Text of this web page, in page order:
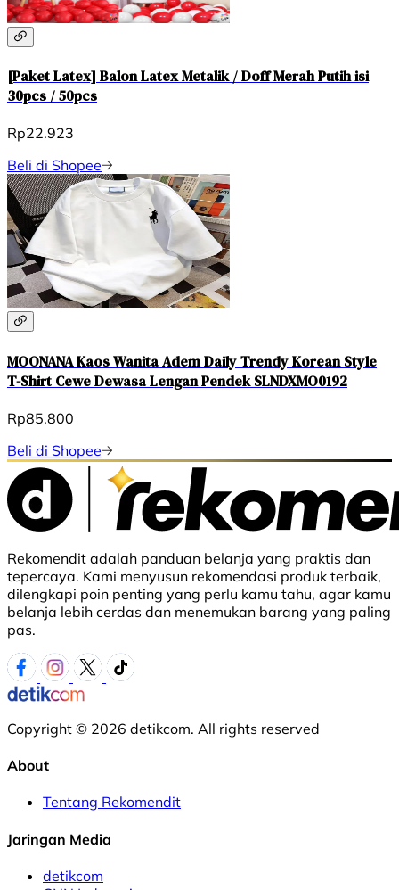
[Paket Latex] Balon Latex Metalik / Doff Merah Putih isi
30pcs / 50pcs
Rp22.923
Beli di Shopee
MOONANA Kaos Wanita Adem Daily Trendy Korean Style
T-Shirt Cewe Dewasa Lengan Pendek SLNDXMO0192
Rp85.800
Beli di Shopee
Rekomendit adalah panduan belanja yang praktis dan
tepercaya. Kami menyusun rekomendasi produk terbaik,
dilengkapi poin penting yang perlu kamu tahu, agar kamu
belanja lebih cerdas dan menemukan barang yang paling
pas.
Copyright © 2026 detikcom. All rights reserved
About
Tentang Rekomendit
Jaringan Media
detikcom